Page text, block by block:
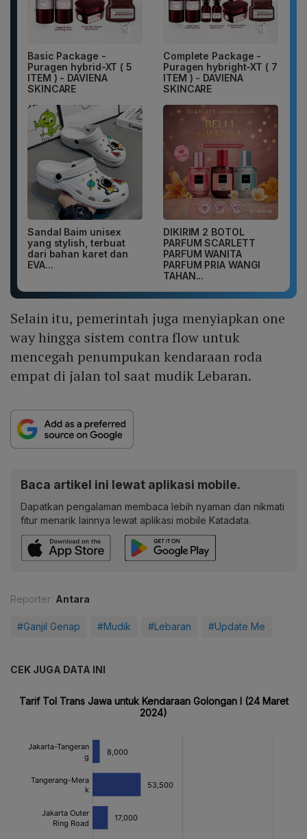
Basic Package -
Puragen hybrid-XT ( 5
ITEM ) - DAVIENA
SKINCARE
Complete Package -
Puragen hybright-XT ( 7
ITEM ) - DAVIENA
SKINCARE
Sandal Baim unisex
yang stylish, terbuat
dari bahan karet dan
EVA...
DIKIRIM 2 BOTOL
PARFUM SCARLETT
PARFUM WANITA
PARFUM PRIA WANGI
TAHAN...
Selain itu, pemerintah juga menyiapkan one
way hingga sistem contra flow untuk
mencegah penumpukan kendaraan roda
empat di jalan tol saat mudik Lebaran.
Baca artikel ini lewat aplikasi mobile.
Dapatkan pengalaman membaca lebih nyaman dan nikmati
fitur menarik lainnya lewat aplikasi mobile Katadata.
Reporter: Antara
#Ganjil Genap #Mudik #Lebaran #Update Me
CEK JUGA DATA INI